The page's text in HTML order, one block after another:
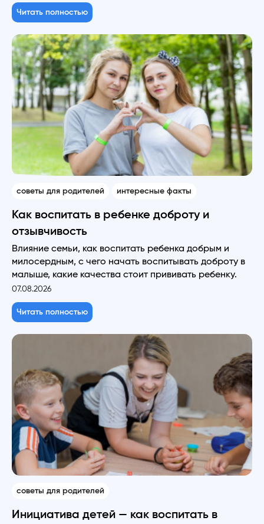
Читать полностью
советы для родителей интересные факты
Как воспитать в ребенке доброту и
отзывчивость
Влияние семьи, как воспитать ребенка добрым и
милосердным, с чего начать воспитывать доброту в
малыше, какие качества стоит прививать ребенку.
07.08.2026
Читать полностью
советы для родителей
Инициатива детей — как воспитать в